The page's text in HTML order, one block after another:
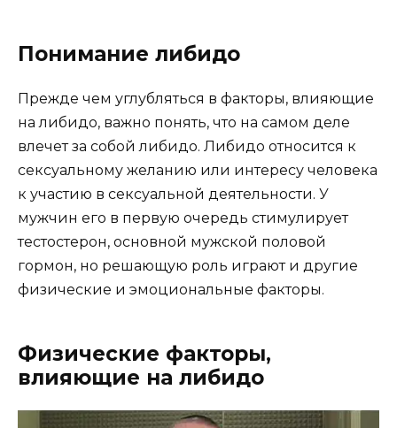
Понимание либидо
Прежде чем углубляться в факторы, влияющие
на либидо, важно понять, что на самом деле
влечет за собой либидо. Либидо относится к
сексуальному желанию или интересу человека
к участию в сексуальной деятельности. У
мужчин его в первую очередь стимулирует
тестостерон, основной мужской половой
гормон, но решающую роль играют и другие
физические и эмоциональные факторы.
Физические факторы,
влияющие на либидо